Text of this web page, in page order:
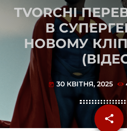
TVORCHI
В
НОВОМУ
today 30 КВІТНЯ, 2025
share
email